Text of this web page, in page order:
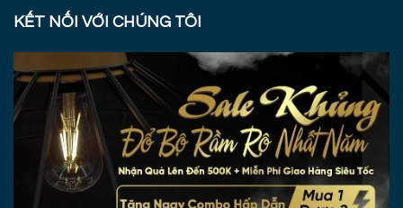
KẾT NỐI VỚI CHÚNG TÔI